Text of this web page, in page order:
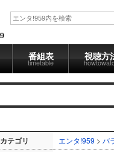
番組表
timetable
視聴方
カテゴリ エンタ!959 > バ